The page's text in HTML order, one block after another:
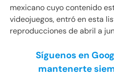
mexicano cuyo contenido
videojuegos, entró en esta
reproducciones de abril a
Síguenos en
mantenerte